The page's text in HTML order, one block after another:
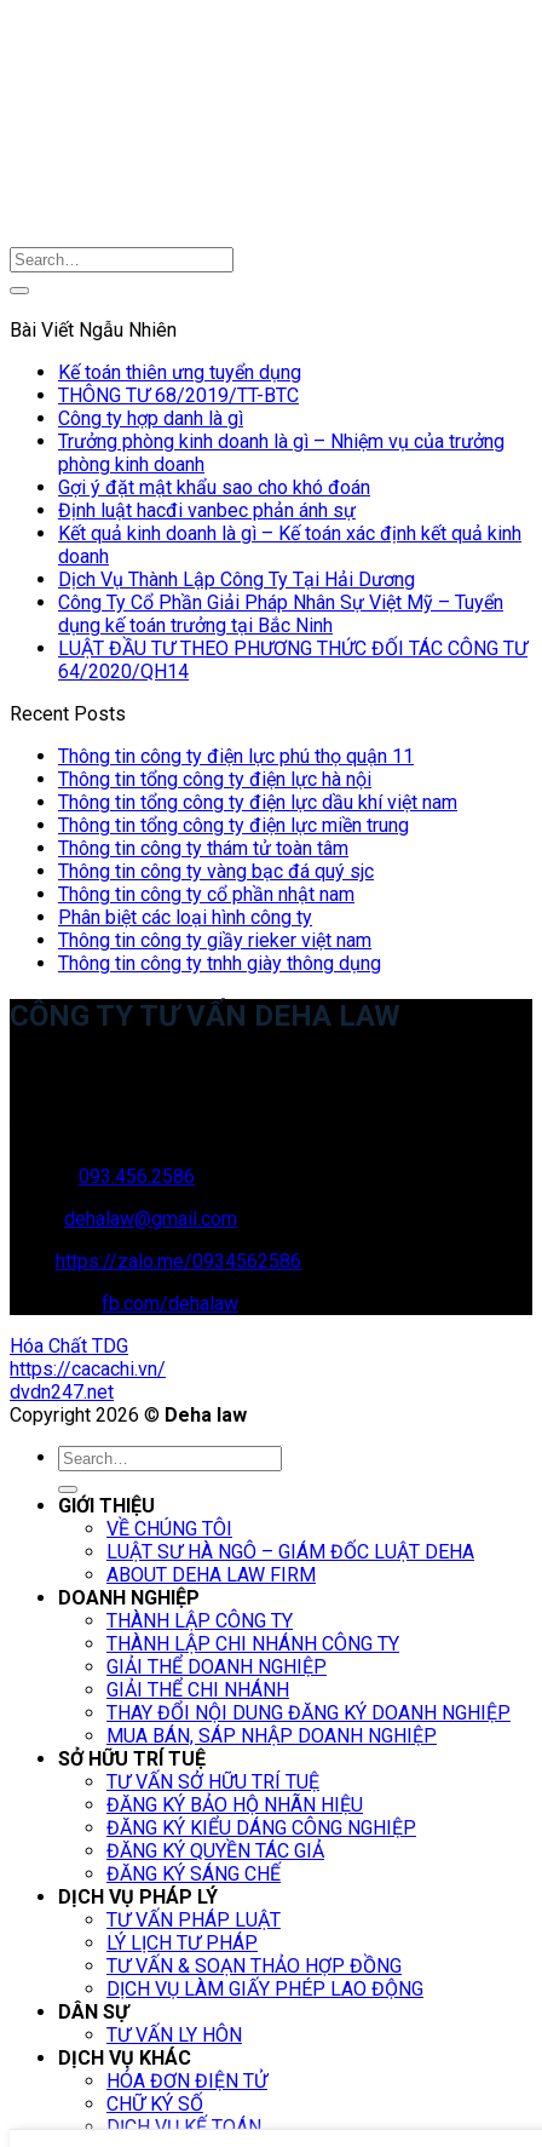
Bài Viết Ngẫu Nhiên
Kế toán thiên ưng tuyển dụng
THÔNG TƯ 68/2019/TT-BTC
Công ty hợp danh là gì
Trưởng phòng kinh doanh là gì – Nhiệm vụ của trưởng
phòng kinh doanh
Gợi ý đặt mật khẩu sao cho khó đoán
Định luật hacđi vanbec phản ánh sự
Kết quả kinh doanh là gì – Kế toán xác định kết quả kinh
doanh
Dịch Vụ Thành Lập Công Ty Tại Hải Dương
Công Ty Cổ Phần Giải Pháp Nhân Sự Việt Mỹ – Tuyển
dụng kế toán trưởng tại Bắc Ninh
LUẬT ĐẦU TƯ THEO PHƯƠNG THỨC ĐỐI TÁC CÔNG TƯ
64/2020/QH14
Recent Posts
Thông tin công ty điện lực phú thọ quận 11
Thông tin tổng công ty điện lực hà nội
Thông tin tổng công ty điện lực dầu khí việt nam
Thông tin tổng công ty điện lực miền trung
Thông tin công ty thám tử toàn tâm
Thông tin công ty vàng bạc đá quý sjc
Thông tin công ty cổ phần nhật nam
Phân biệt các loại hình công ty
Thông tin công ty giầy rieker việt nam
Thông tin công ty tnhh giày thông dụng
CÔNG TY TƯ VẤN DEHA LAW
093.456.2586
dehalaw@gmail.com
https://zalo.me/0934562586
fb.com/dehalaw
Hóa Chất TDG
https://cacachi.vn/
dvdn247.net
Copyright 2026 © Deha law
GIỚI THIỆU
VỀ CHÚNG TÔI
LUẬT SƯ HÀ NGÔ – GIÁM ĐỐC LUẬT DEHA
ABOUT DEHA LAW FIRM
DOANH NGHIỆP
THÀNH LẬP CÔNG TY
THÀNH LẬP CHI NHÁNH CÔNG TY
GIẢI THỂ DOANH NGHIỆP
GIẢI THỂ CHI NHÁNH
THAY ĐỔI NỘI DUNG ĐĂNG KÝ DOANH NGHIỆP
MUA BÁN, SÁP NHẬP DOANH NGHIỆP
SỞ HỮU TRÍ TUỆ
TƯ VẤN SỞ HỮU TRÍ TUỆ
ĐĂNG KÝ BẢO HỘ NHÃN HIỆU
ĐĂNG KÝ KIỂU DÁNG CÔNG NGHIỆP
ĐĂNG KÝ QUYỀN TÁC GIẢ
ĐĂNG KÝ SÁNG CHẾ
DỊCH VỤ PHÁP LÝ
TƯ VẤN PHÁP LUẬT
LÝ LỊCH TƯ PHÁP
TƯ VẤN & SOẠN THẢO HỢP ĐỒNG
DỊCH VỤ LÀM GIẤY PHÉP LAO ĐỘNG
DÂN SỰ
TƯ VẤN LY HÔN
DỊCH VỤ KHÁC
HÓA ĐƠN ĐIỆN TỬ
CHỮ KÝ SỐ
DỊCH VỤ KẾ TOÁN